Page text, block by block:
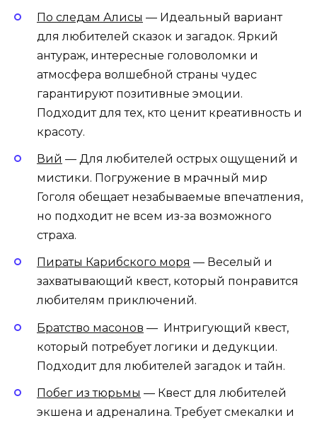
По следам Алисы — Идеальный вариант
для любителей сказок и загадок. Яркий
антураж, интересные головоломки и
атмосфера волшебной страны чудес
гарантируют позитивные эмоции.
Подходит для тех, кто ценит креативность и
красоту.
Вий — Для любителей острых ощущений и
мистики. Погружение в мрачный мир
Гоголя обещает незабываемые впечатления,
но подходит не всем из-за возможного
страха.
Пираты Карибского моря — Веселый и
захватывающий квест, который понравится
любителям приключений.
Братство масонов — Интригующий квест,
который потребует логики и дедукции.
Подходит для любителей загадок и тайн.
Побег из тюрьмы — Квест для любителей
экшена и адреналина. Требует смекалки и